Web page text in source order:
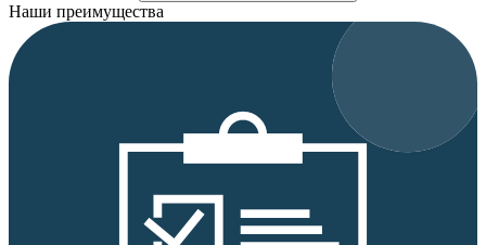
Наши преимущества